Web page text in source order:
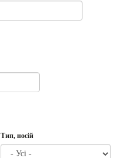
Тип, носій